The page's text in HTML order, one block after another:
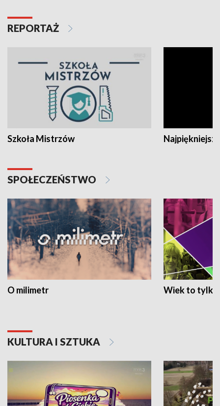
REPORTAŻ
Szkoła Mistrzów
SPOŁECZEŃSTWO
O milimetr Wiek to tylko
KULTURA I SZTUKA